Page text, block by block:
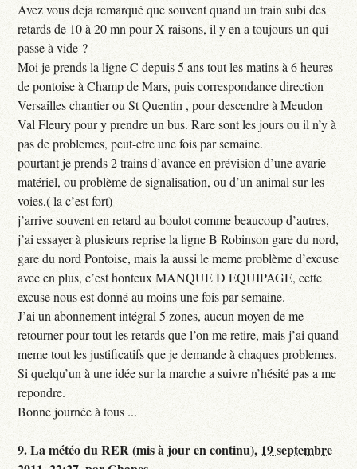
Avez vous deja remarqué que souvent quand un train subi des
retards de 10 à 20 mn pour X raisons, il y en a toujours un qui
passe à vide ?
Moi je prends la ligne C depuis 5 ans tout les matins à 6 heures
de pontoise à Champ de Mars, puis correspondance direction
Versailles chantier ou St Quentin , pour descendre à Meudon
Val Fleury pour y prendre un bus. Rare sont les jours ou il n’y à
pas de problemes, peut-etre une fois par semaine.
pourtant je prends 2 trains d’avance en prévision d’une avarie
matériel, ou problème de signalisation, ou d’un animal sur les
voies,( la c’est fort)
j’arrive souvent en retard au boulot comme beaucoup d’autres,
j’ai essayer à plusieurs reprise la ligne B Robinson gare du nord,
gare du nord Pontoise, mais la aussi le meme problème d’excuse
avec en plus, c’est honteux MANQUE D EQUIPAGE, cette
excuse nous est donné au moins une fois par semaine.
J’ai un abonnement intégral 5 zones, aucun moyen de me
retourner pour tout les retards que l’on me retire, mais j’ai quand
meme tout les justificatifs que je demande à chaques problemes.
Si quelqu’un à une idée sur la marche a suivre n’hésité pas a me
repondre.
Bonne journée à tous ...
9.La météo du RER (mis à jour en continu), 19 septembre